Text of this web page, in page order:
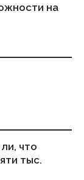
на
что
тыс.